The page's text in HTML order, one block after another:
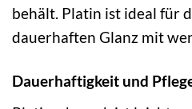
behält. Platin ist ideal für
dauerhaften Glanz mit
Dauerhaftigkeit und